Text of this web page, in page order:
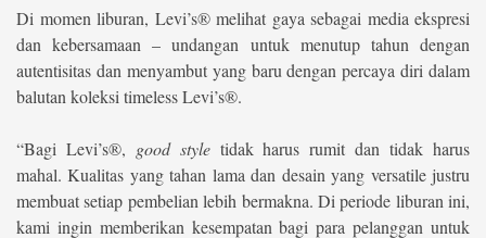
Di momen liburan, Levi’s® melihat gaya sebagai media ekspresi
dan kebersamaan – undangan untuk menutup tahun dengan
autentisitas dan menyambut yang baru dengan percaya diri dalam
balutan koleksi timeless Levi’s®.
“Bagi Levi’s®, good styletidak harus rumit dan tidak harus
mahal. Kualitas yang tahan lama dan desain yang versatile justru
membuat setiap pembelian lebih bermakna. Di periode liburan ini,
kami ingin memberikan kesempatan bagi para pelanggan untuk